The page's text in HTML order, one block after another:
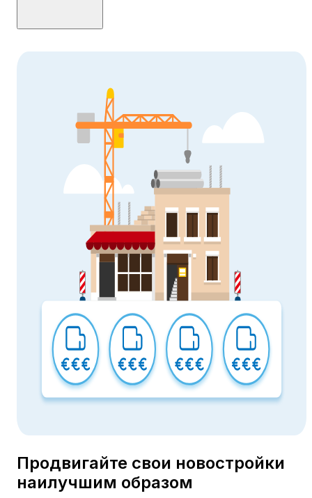
Продвигайте свои новостройки
наилучшим образом